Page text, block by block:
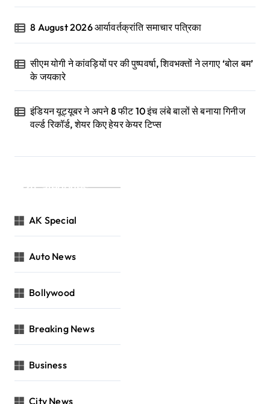
8 August 2026 आर्यावर्तक्रांति समाचार पत्रिका
सीएम योगी ने कांवड़ियों पर की पुष्पवर्षा, शिवभक्तों ने लगाए ‘बोल बम’
के जयकारे
इंडियन यूट्यूबर ने अपने 8 फीट 10 इंच लंबे बालों से बनाया गिनीज
वर्ल्ड रिकॉर्ड, शेयर किए हेयर केयर टिप्स
Categories
AK Special
Auto News
Bollywood
Breaking News
Business
City News